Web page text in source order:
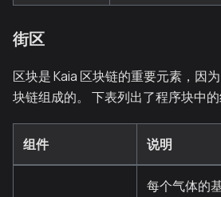
街区
区块是 Kaia 区块链的重要元素，因
块链组成的。 下表列出了程序块中的
组件 说明
每个气体的